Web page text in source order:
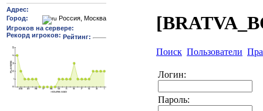
Поиск Пользователи
Логин:
Пароль: